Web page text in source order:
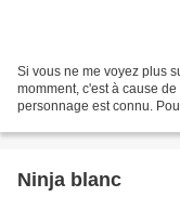
Si vous ne me voyez plus
momment, c'est à cause
personnage est connu.
Ninja blanc